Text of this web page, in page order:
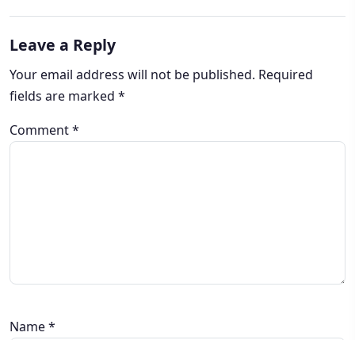
Leave a Reply
Your email address will not be published. Required
fields are marked *
Comment*
Name*